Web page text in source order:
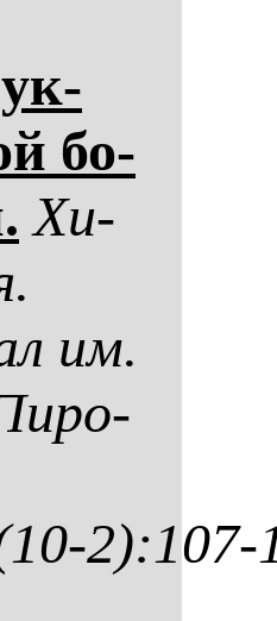
бо­
Хи­
им.
2):107-